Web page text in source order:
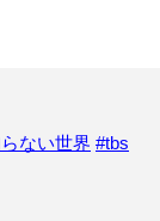
ない世界 #tbs